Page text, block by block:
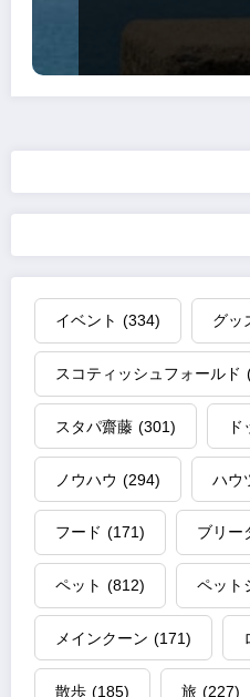
イベント (334) グッ
スコティッシュフォールド
スタパ齋藤 (301)
ノウハウ (294) ハウ
フード (171) ブリー
ペット (812) ペット
メインクーン (171)
散歩 (185) 旅 (227)